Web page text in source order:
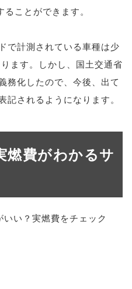
ことができます。
で計測されている車種は少
ます。しかし、国土交通省
務化したので、今後、出て
記されるようになります。
燃費がわかるサ